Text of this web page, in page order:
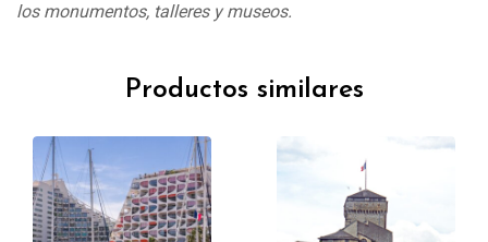
los monumentos, talleres y museos.
Productos similares